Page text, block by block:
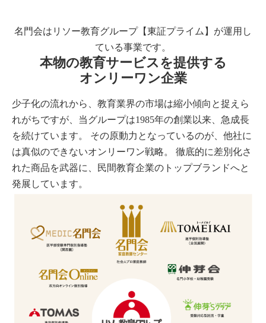
名門会はリソー教育グループ【東証プライム】が運用し
ている事業です。
本物の教育サービスを提供する
オンリーワン企業
少子化の流れから、教育業界の市場は縮小傾向と捉えら
れがちですが、当グループは1985年の創業以来、急成長
を続けています。 その原動力となっているのが、他社に
は真似のできないオンリーワン戦略。 徹底的に差別化さ
れた商品を武器に、民間教育企業のトップブランドへと
発展しています。